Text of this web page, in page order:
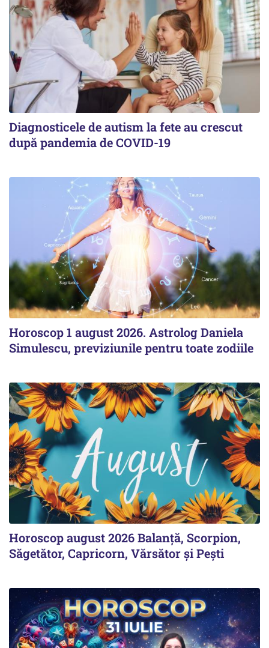
Diagnosticele de autism la fete au crescut
după pandemia de COVID-19
Horoscop 1 august 2026. Astrolog Daniela
Simulescu, previziunile pentru toate zodiile
Horoscop august 2026 Balanță, Scorpion,
Săgetător, Capricorn, Vărsător și Pești